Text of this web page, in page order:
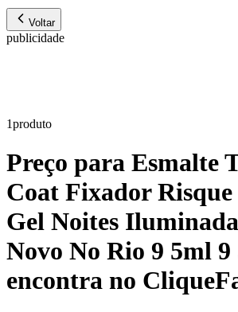
Voltar
publicidade
1produto
Preço para Esmalte
Coat Fixador
Gel Noites
Novo No Rio 9 5ml
encontra no